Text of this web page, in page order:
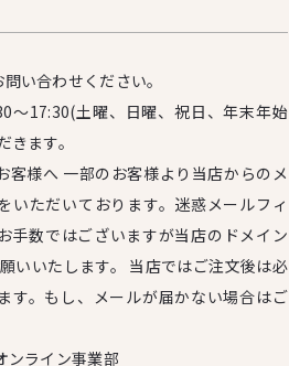
い合わせください。
～17:30(土曜、日曜、祝日、年末年始
ます。
客様へ 一部のお客様より当店からのメ
いただいております。迷惑メールフィ
手数ではございますが当店のドメイン
いいたします。 当店ではご注文後は必
す。もし、メールが届かない場合はご
ンライン事業部